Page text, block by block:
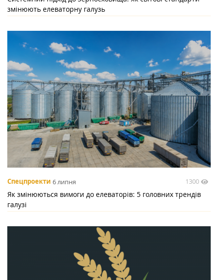
змінюють елеваторну галузь
Спецпроекти 6 липня 1300
Як змінюються вимоги до елеваторів: 5 головних трендів
галузі